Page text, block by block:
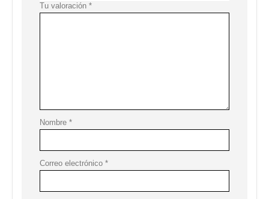
Tu valoración *
Nombre *
Correo electrónico *